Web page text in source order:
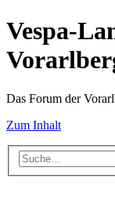
Vespa-
Das Forum der
Zum Inhalt